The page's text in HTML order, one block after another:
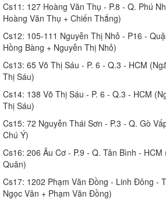
Cs11: 127 Hoàng Văn Thụ - P.8 - Q. Phú
Hoàng Văn Thụ + Chiến Thắng)
Cs12: 105-111 Nguyễn Thị Nhỏ - P16 -
Hồng Bàng + Nguyễn Thị Nhỏ)
Cs13: 65 Võ Thị Sáu - P. 6 - Q.3 - HCM
Thị Sáu)
Cs14: 138 Võ Thị Sáu - P. 6 - Q.3 - HCM
Thị Sáu)
Cs15: 72 Nguyễn Thái Sơn - P.3 - Q. Gò
Chú Ý)
Cs16: 206 Âu Cơ - P.9 - Q. Tân Bình -
Quân)
Cs17: 1202 Phạm Văn Đồng - Linh Đông -
Ngọc Vân + Phạm Văn Đồng)